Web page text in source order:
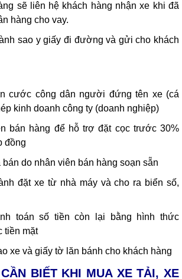
sẽ liên hệ khách hàng nhận xe khi đã
hàng cho vay.
sao y giấy đi đường và gửi cho khách
cước công dân người đứng tên xe (cá
kinh doanh công ty (doanh nghiệp)
bán hàng để hỗ trợ đặt cọc trước 30%
đồng
do nhân viên bán hàng soạn sẵn
đặt xe từ nhà máy và cho ra biển số,
toán số tiền còn lại bằng hình thức
tiền mặt
xe và giấy tờ lăn bánh cho khách hàng
BIẾT KHI MUA XE TẢI, XE